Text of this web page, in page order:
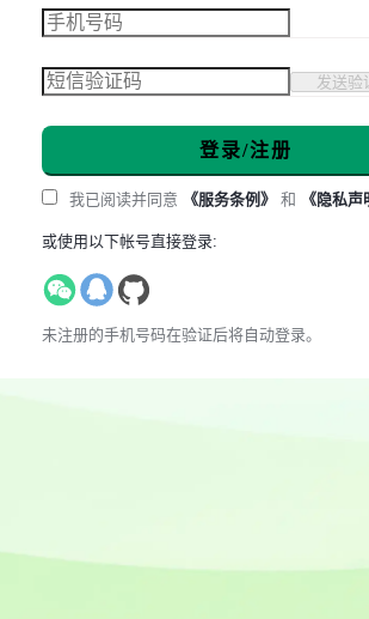
发送验
登录/注册
我已阅读并同意 《服务条例》 和 《隐私声
或使用以下帐号直接登录:
未注册的手机号码在验证后将自动登录。